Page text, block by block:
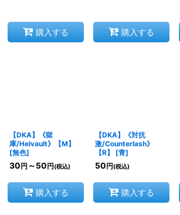
購入する 購入する
【DKA】《獄
庫/Helvault》【M】
[無色]
30 円 ～50 円 (税込)
購入する
【DKA】《対抗
激/Counterlash》
【R】
[青]
50 円 (税込)
購入する